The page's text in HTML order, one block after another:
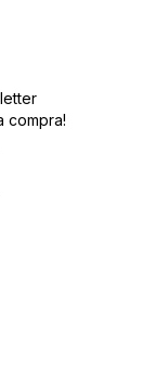
compra!